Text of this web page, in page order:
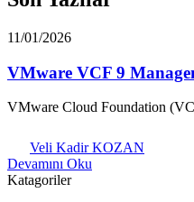
11/01/2026
VMware VCF 9
VMware Cloud Foundation
Veli Kadir KOZAN
Devamını Oku
Katagoriler